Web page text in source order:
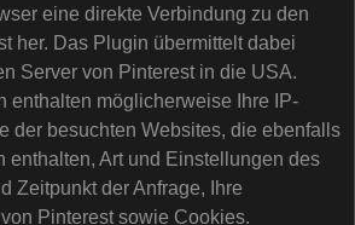
eine direkte Verbindung zu den
her. Das Plugin übermittelt dabei
Server von Pinterest in die USA.
enthalten möglicherweise Ihre IP-
der besuchten Websites, die ebenfalls
enthalten, Art und Einstellungen des
Zeitpunkt der Anfrage, Ihre
Pinterest sowie Cookies.